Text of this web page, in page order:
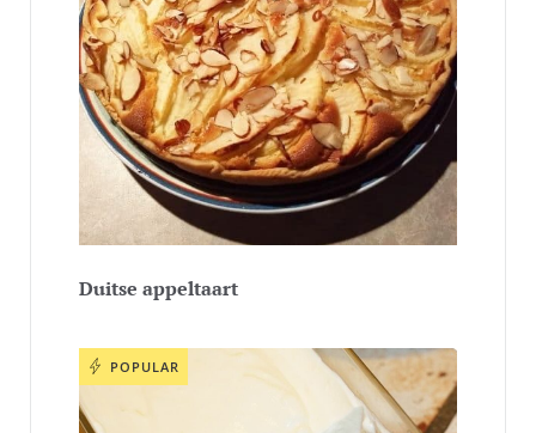
Duitse appeltaart
POPULAR